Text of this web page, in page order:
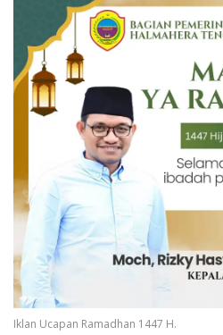
Iklan Ucapan Ramadhan 1447 H.